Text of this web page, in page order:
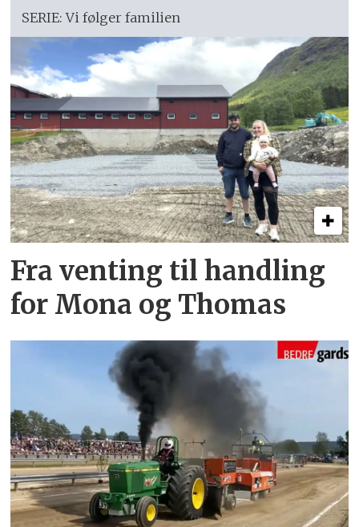
SERIE: Vi følger familien
Fra venting til handling
for Mona og Thomas